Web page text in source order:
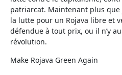
patriarcat. Maintenant plus
la lutte pour un Rojava libre et
défendue à tout prix, ou il n’y
révolution.
Make Rojava Green Again